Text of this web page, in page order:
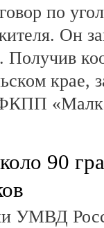
по
Он
Получив
крае,
90
УМВД